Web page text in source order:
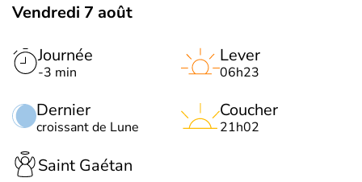
Vendredi 7 août
Journée
-3 min
Dernier
croissant de Lune
Lever
06h23
Coucher
21h02
Saint Gaétan